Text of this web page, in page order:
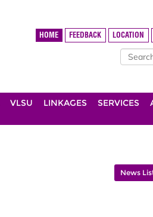
HOME FEEDBACK LOCATION
VLSU LINKAGES SERVICES
News